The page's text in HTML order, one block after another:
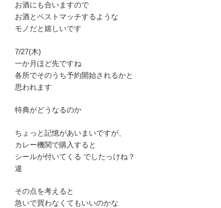
お酒にも合いますので
お酒とベストマッチするような
モノだと嬉しいです
7/27(木)
一か月ほど先ですね
各所でそのうち予約開始されるかと
思われます
特典がどうなるのか
ちょっと記憶があいまいですが、
カレー機関で購入すると
シールが付いてくる でしたっけね？
違
その点を考えると
急いで買わなくてもいいのかな